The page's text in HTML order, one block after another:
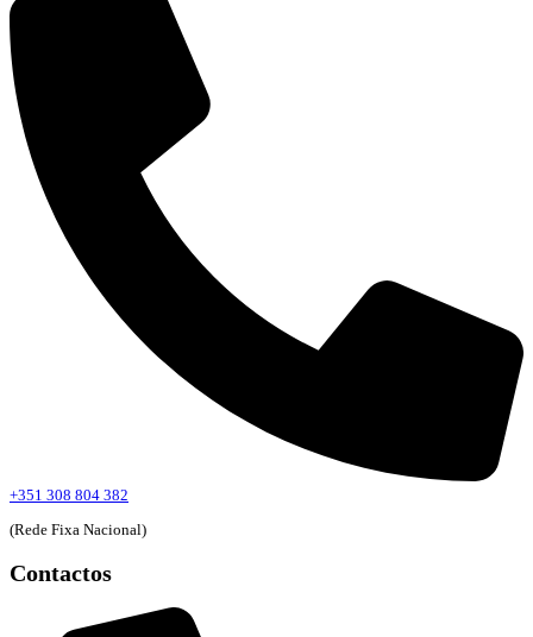
+351 308 804 382
(Rede Fixa Nacional)
Contactos